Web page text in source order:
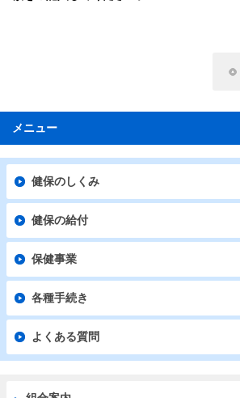
メニュー
健保のしくみ
健保の給付
保健事業
各種手続き
よくある質問